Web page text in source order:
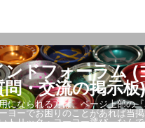
ンドフォーラム (
・交流の掲示板
になられる方は、ページ上部の
ヨーでお困りのことがあれば当
トリック・ヨーヨー選び、なん